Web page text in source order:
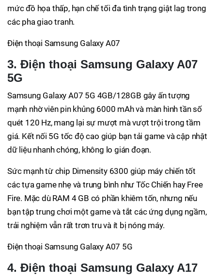
mức đồ họa thấp, hạn chế tối đa tình trạng giật lag trong
các pha giao tranh.
Điện thoại Samsung Galaxy A07
3. Điện thoại Samsung Galaxy A07
5G
Samsung Galaxy A07 5G 4GB/128GB gây ấn tượng
mạnh nhờ viên pin khủng 6000 mAh và màn hình tần số
quét 120 Hz, mang lại sự mượt mà vượt trội trong tầm
giá. Kết nối 5G tốc độ cao giúp bạn tải game và cập nhật
dữ liệu nhanh chóng, không lo gián đoạn.
Sức mạnh từ chip Dimensity 6300 giúp máy chiến tốt
các tựa game nhẹ và trung bình như Tốc Chiến hay Free
Fire. Mặc dù RAM 4 GB có phần khiêm tốn, nhưng nếu
bạn tập trung chơi một game và tắt các ứng dụng ngầm,
trải nghiệm vẫn rất trơn tru và ít bị nóng máy.
Điện thoại Samsung Galaxy A07 5G
4. Điện thoại Samsung Galaxy A17